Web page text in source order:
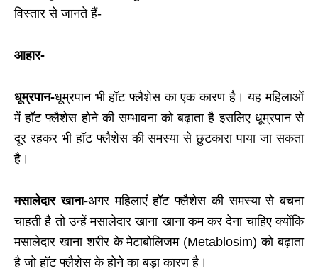
विस्तार से जानते हैं-
आहार-
धूम्रपान-धूम्रपान भी हॉट फ्लैशेस का एक कारण है। यह महिलाओं
में हॉट फ्लैशेस होने की सम्भावना को बढ़ाता है इसलिए धूम्रपान से
दूर रहकर भी हॉट फ्लैशेस की समस्या से छुटकारा पाया जा सकता
है।
मसालेदार खाना-अगर महिलाएं हॉट फ्लैशेस की समस्या से बचना
चाहती है तो उन्हें मसालेदार खाना खाना कम कर देना चाहिए क्योंकि
मसालेदार खाना शरीर के मेटाबोलिजम (Metablosim) को बढ़ाता
है जो हॉट फ्लैशेस के होने का बड़ा कारण है।